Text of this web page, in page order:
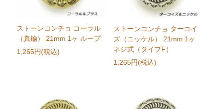
ストーンコンチョ コーラル
（真鍮） 21mm 1ヶ ループ
1,265円(税込)
ストーンコンチョ ターコイ
ズ（ニッケル） 21mm 1ヶ
ネジ式（タイプF）
1,265円(税込)